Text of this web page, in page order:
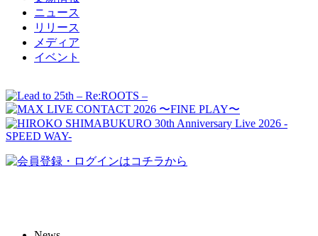
ニュース
リリース
メディア
イベント